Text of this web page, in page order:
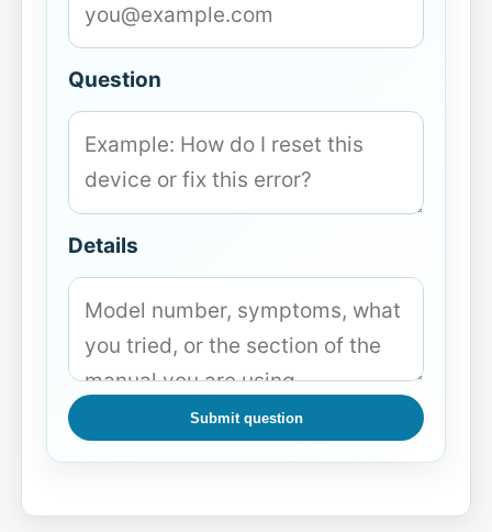
Question
Details
Submit question